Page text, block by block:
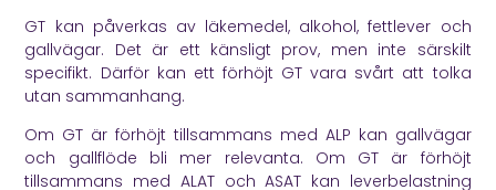
GT kan påverkas av läkemedel, alkohol, fettlever och
gallvägar. Det är ett känsligt prov, men inte särskilt
specifikt. Därför kan ett förhöjt GT vara svårt att tolka
utan sammanhang.
Om GT är förhöjt tillsammans med ALP kan gallvägar
och gallflöde bli mer relevanta. Om GT är förhöjt
tillsammans med ALAT och ASAT kan leverbelastning